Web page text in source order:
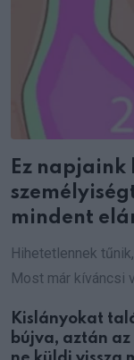
Ez
mindent
Hihetetlennek
Most már kíváncsi
Kislányokat
bújva, aztán